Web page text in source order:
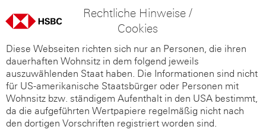
Rechtliche Hinweise /
Cookies
Diese Webseiten richten sich nur an Personen, die ihren
dauerhaften Wohnsitz in dem folgend jeweils
auszuwählenden Staat haben. Die Informationen sind nicht
für US-amerikanische Staatsbürger oder Personen mit
Wohnsitz bzw. ständigem Aufenthalt in den USA bestimmt,
da die aufgeführten Wertpapiere regelmäßig nicht nach
den dortigen Vorschriften registriert worden sind.